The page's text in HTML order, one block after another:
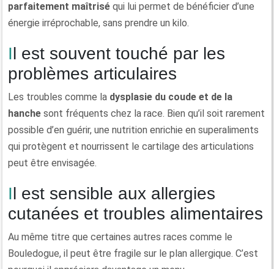
parfaitement maîtrisé qui lui permet de bénéficier d’une
énergie irréprochable, sans prendre un kilo.
Il est souvent touché par les
problèmes articulaires
Les troubles comme la dysplasie du coude et de la
hanche sont fréquents chez la race. Bien qu’il soit rarement
possible d’en guérir, une nutrition enrichie en superaliments
qui protègent et nourrissent le cartilage des articulations
peut être envisagée.
Il est sensible aux allergies
cutanées et troubles alimentaires
Au même titre que certaines autres races comme le
Bouledogue, il peut être fragile sur le plan allergique. C’est